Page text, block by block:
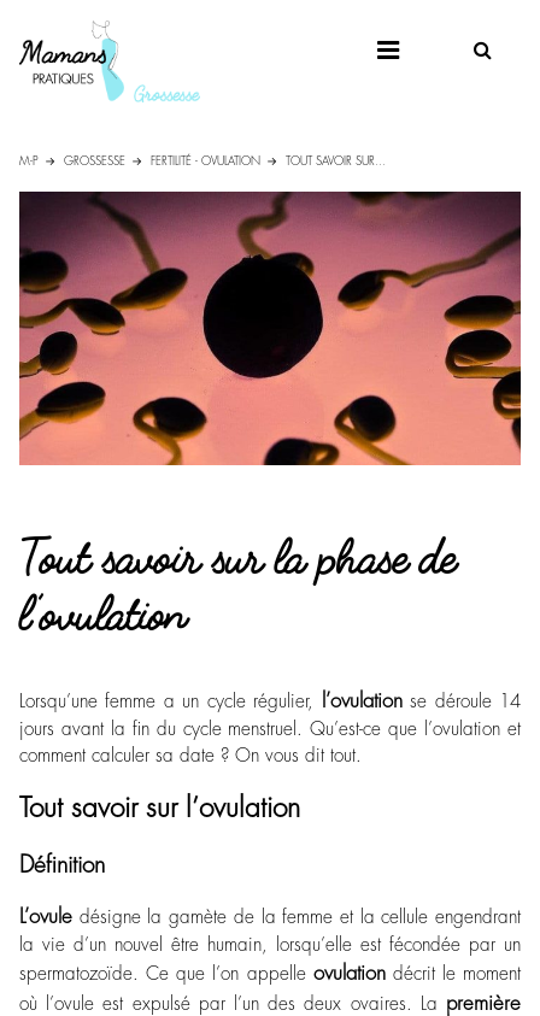
M-P GROSSESSE FERTILITÉ - OVULATION TOUT SAVOIR SUR...
Tout savoir sur la phase de
l’ovulation
Lorsqu’une femme a un cycle régulier, l’ovulationse déroule 14
jours avant la fin du cycle menstruel. Qu’est-ce que l’ovulation et
comment calculer sa date ? On vous dit tout.
Tout savoir sur l’ovulation
Définition
L’ovule désigne la gamète de la femme et la cellule engendrant
la vie d’un nouvel être humain, lorsqu’elle est fécondée par un
spermatozoïde. Ce que l’on appelle ovulationdécrit le moment
où l’ovule est expulsé par l’un des deux ovaires. La première